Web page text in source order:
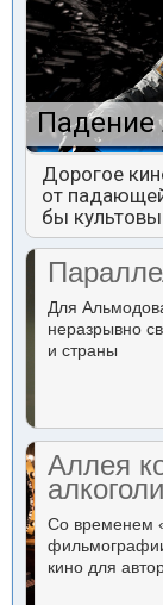
Падение
Дорогое
от
бы
Для
неразрывно
и страны
Аллея
Со временем
кино для